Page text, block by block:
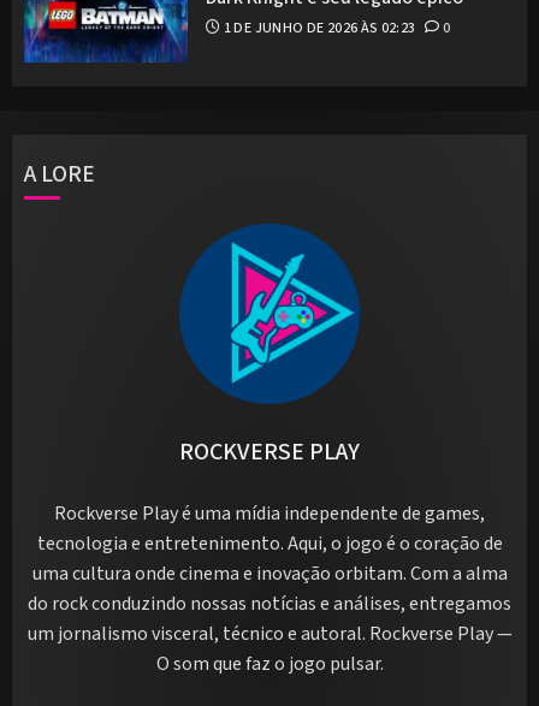
1 DE JUNHO DE 2026 ÀS 02:23 0
A LORE
ROCKVERSE PLAY
Rockverse Play é uma mídia independente de games,
tecnologia e entretenimento. Aqui, o jogo é o coração de
uma cultura onde cinema e inovação orbitam. Com a alma
do rock conduzindo nossas notícias e análises, entregamos
um jornalismo visceral, técnico e autoral. Rockverse Play —
O som que faz o jogo pulsar.